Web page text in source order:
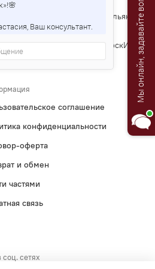
Ульяновск
СочиТверьМагнитогорскИваново
соглашение
конфиденциальности
оферта
и обмен
частями
связь
сетях
Мы онлайн, задавайте вопросы!
Ваш консультант.